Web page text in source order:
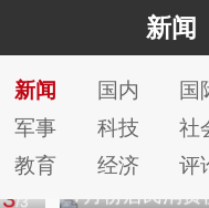
新闻
新闻 国内 国
军事
科技 社
教育
经济 评
7月份居民消费价